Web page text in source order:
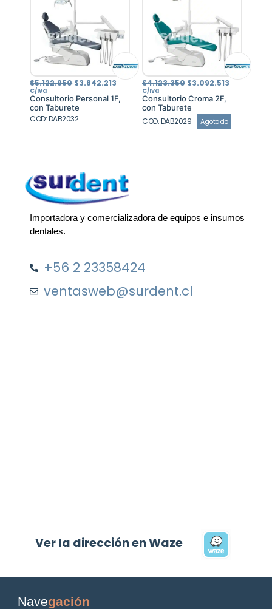
$5.122.950 El
precio
original
era:
$5.122.950.
$3.842.213
precio
actual
es:
$3.842.213.
C/Iva
Consultorio Personal 1F,
con Taburete
COD: DAB2032
$4.123.350 El
precio
original
era:
$4.123.350.
$3.092.513
C/Iva
Consultorio Croma 2F,
con Taburete
COD: DAB2029 Agotado
Importadora y comercializadora de equipos e insumos
dentales.
+56 2 23358424
ventasweb@surdent.cl
Ver la dirección en Waze
Navegación